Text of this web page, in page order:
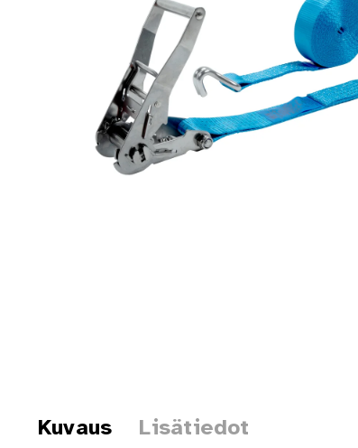
Kuvaus Lisätiedot